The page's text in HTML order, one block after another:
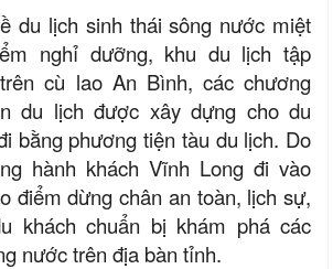
du lịch sinh thái sông nước miệt
nghỉ dưỡng, khu du lịch tập
cù lao An Bình, các chương
du lịch được xây dựng cho du
bằng phương tiện tàu du lịch. Do
hành khách Vĩnh Long đi vào
điểm dừng chân an toàn, lịch sự,
khách chuẩn bị khám phá các
nước trên địa bàn tỉnh.